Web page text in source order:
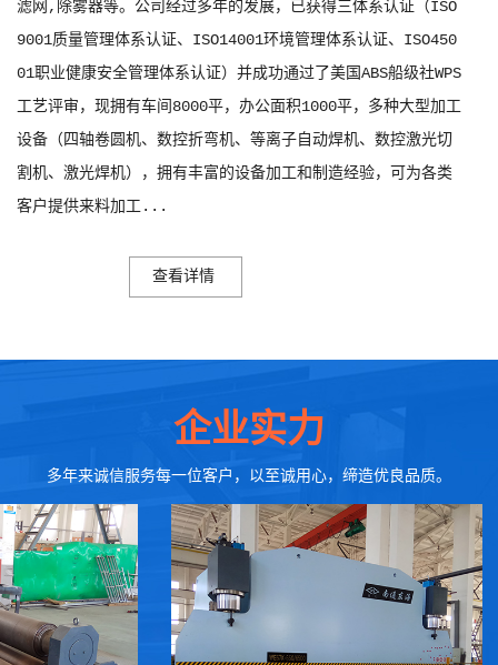
滤网,除雾器等。公司经过多年的发展，已获得三体系认证（ISO
9001质量管理体系认证、ISO14001环境管理体系认证、ISO450
01职业健康安全管理体系认证）并成功通过了美国ABS船级社WPS
工艺评审，现拥有车间8000平，办公面积1000平，多种大型加工
设备（四轴卷圆机、数控折弯机、等离子自动焊机、数控激光切
割机、激光焊机），拥有丰富的设备加工和制造经验，可为各类
客户提供来料加工...
查看详情
企业实力
多年来诚信服务每一位客户，以至诚用心，缔造优良品质。